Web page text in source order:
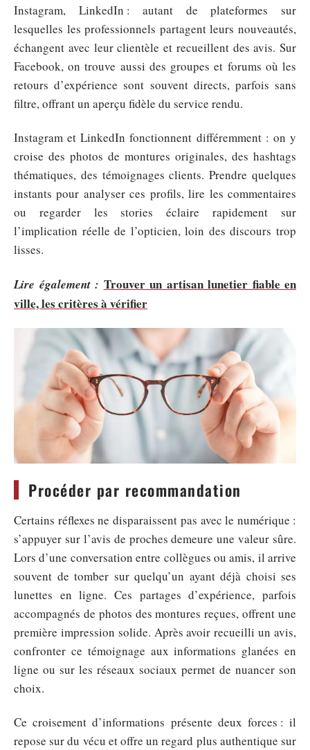
Instagram, LinkedIn : autant de plateformes sur
lesquelles les professionnels partagent leurs nouveautés,
échangent avec leur clientèle et recueillent des avis. Sur
Facebook, on trouve aussi des groupes et forums où les
retours d’expérience sont souvent directs, parfois sans
filtre, offrant un aperçu fidèle du service rendu.
Instagram et LinkedIn fonctionnent différemment : on y
croise des photos de montures originales, des hashtags
thématiques, des témoignages clients. Prendre quelques
instants pour analyser ces profils, lire les commentaires
ou regarder les stories éclaire rapidement sur
l’implication réelle de l’opticien, loin des discours trop
lisses.
Lire également : Trouver un artisan lunetier fiable en
ville, les critères à vérifier
Procéder par recommandation
Certains réflexes ne disparaissent pas avec le numérique :
s’appuyer sur l’avis de proches demeure une valeur sûre.
Lors d’une conversation entre collègues ou amis, il arrive
souvent de tomber sur quelqu’un ayant déjà choisi ses
lunettes en ligne. Ces partages d’expérience, parfois
accompagnés de photos des montures reçues, offrent une
première impression solide. Après avoir recueilli un avis,
confronter ce témoignage aux informations glanées en
ligne ou sur les réseaux sociaux permet de nuancer son
choix.
Ce croisement d’informations présente deux forces : il
repose sur du vécu et offre un regard plus authentique sur